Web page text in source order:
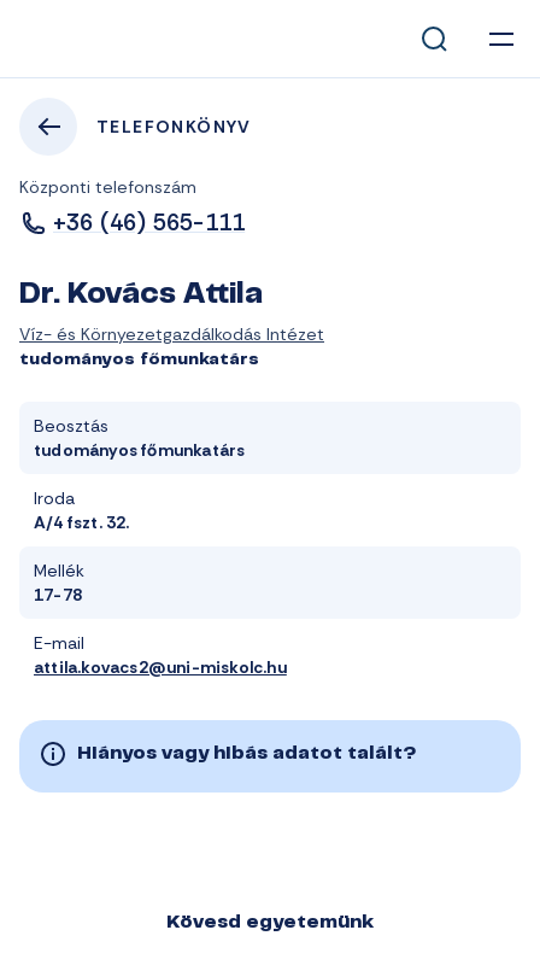
TELEFONKÖNYV
Központi telefonszám
+36 (46) 565-111
Dr. Kovács Attila
Víz- és Környezetgazdálkodás Intézet
tudományos főmunkatárs
Beosztás
tudományos főmunkatárs
Iroda
A/4 fszt. 32.
Mellék
17-78
E-mail
attila.kovacs2@uni-miskolc.hu
Hiányos vagy hibás adatot talált?
Kövesd egyetemünk